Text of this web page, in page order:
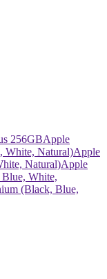
256GBApple
White, Natural)Apple
Natural)Apple
White,
(Black, Blue,